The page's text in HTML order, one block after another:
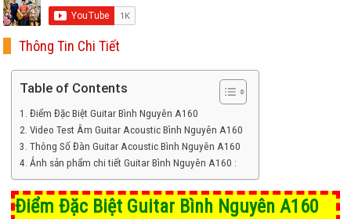
Thông Tin Chi Tiết
Table of Contents
Điểm Đặc Biệt Guitar Bình Nguyên A160
Video Test Âm Guitar Acoustic Bình Nguyên A160
Thông Số Đàn Guitar Acoustic Bình Nguyên A160
Ảnh sản phẩm chi tiết Guitar Bình Nguyên A160 :
Điểm Đặc Biệt Guitar Bình Nguyên A160